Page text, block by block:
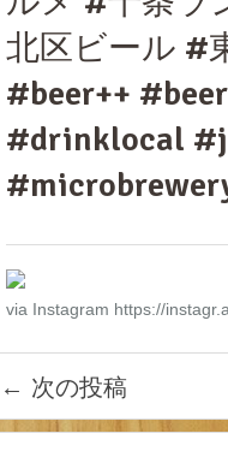
北区ビール #
#beer++
#drinklocal
via Instagram https://
← 次の投稿